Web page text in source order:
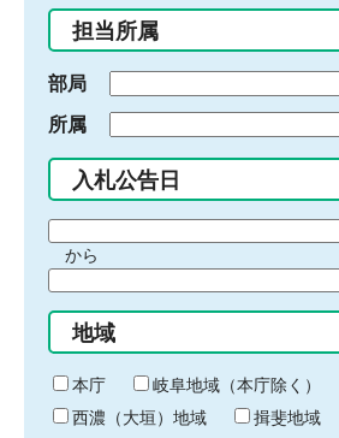
入
力
担当所属
部局
所属
入札公告日
間
始
り
から
間
終
わ
り
地域
本庁
岐阜地域（本庁除く）
西濃（大垣）地域
揖斐地域